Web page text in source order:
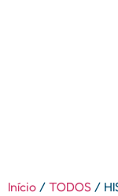
Início / TODOS /